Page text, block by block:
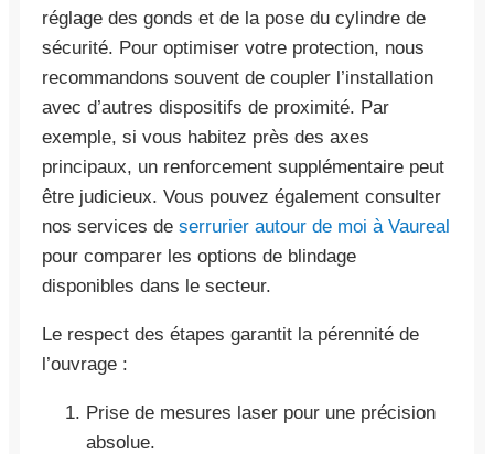
réglage des gonds et de la pose du cylindre de
sécurité. Pour optimiser votre protection, nous
recommandons souvent de coupler l’installation
avec d’autres dispositifs de proximité. Par
exemple, si vous habitez près des axes
principaux, un renforcement supplémentaire peut
être judicieux. Vous pouvez également consulter
nos services de serrurier autour de moi à Vaureal
pour comparer les options de blindage
disponibles dans le secteur.
Le respect des étapes garantit la pérennité de
l’ouvrage :
Prise de mesures laser pour une précision
absolue.